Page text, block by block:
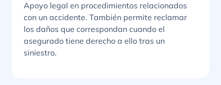
Apoyo legal en procedimientos relacionados
con un accidente. También permite reclamar
los daños que correspondan cuando el
asegurado tiene derecho a ello tras un
siniestro.